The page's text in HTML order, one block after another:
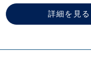
詳細を見る